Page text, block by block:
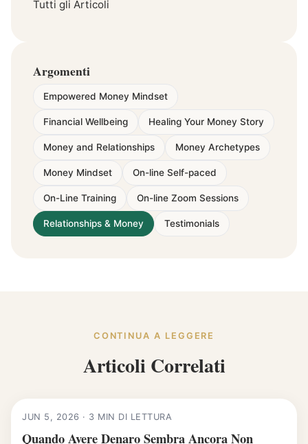
Tutti gli Articoli
Argomenti
Empowered Money Mindset
Financial Wellbeing Healing Your Money Story
Money and Relationships Money Archetypes
Money Mindset On-line Self-paced
On-Line Training On-line Zoom Sessions
Relationships & Money Testimonials
CONTINUA A LEGGERE
Articoli Correlati
JUN 5, 2026 · 3 MIN DI LETTURA
Quando Avere Denaro Sembra Ancora Non